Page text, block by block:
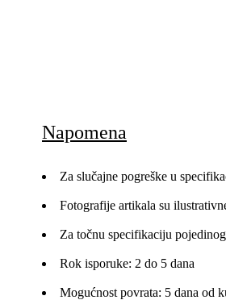
Napomena
Za slučajne pogreške u
Fotografije artikala su
Za točnu specifikaciju
Rok isporuke: 2 do 5 dana
Mogućnost povrata: 5 dana od